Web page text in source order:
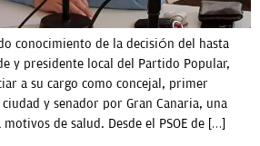
conocimiento de la decisión del hasta
y presidente local del Partido Popular,
a su cargo como concejal, primer
y senador por Gran Canaria, una
de salud. Desde el PSOE de […]